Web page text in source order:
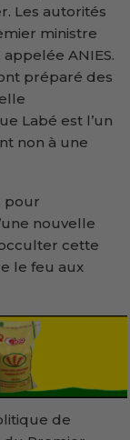
Les autorités
ministre
ANIES.
préparé des
Labé est l’un
non à une
pour
nouvelle
cette
le feu aux
de